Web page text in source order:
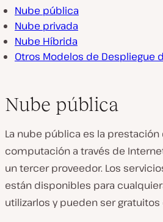
Nube pública
Nube privada
Nube Híbrida
Otros Modelos de Despliegue
Nube pública
La nube pública es la
computación a través de
un tercer proveedor. Los
están disponibles para
utilizarlos y pueden ser gratuitos